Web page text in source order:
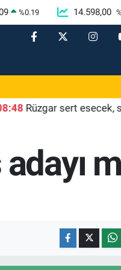
%0.19 14.598,00
sert esecek,